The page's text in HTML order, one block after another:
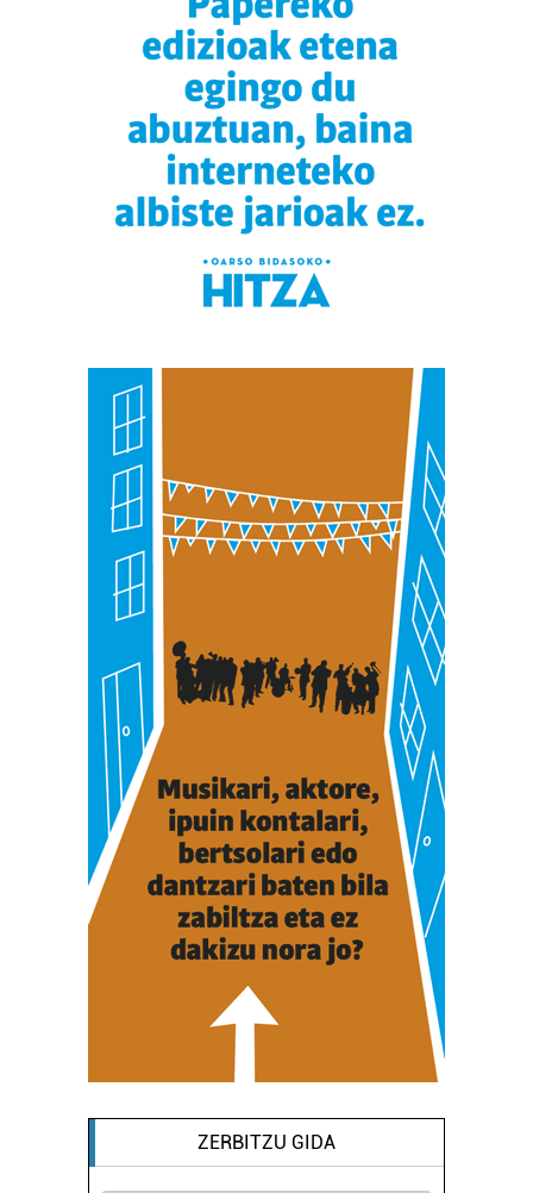
ZERBITZU GIDA